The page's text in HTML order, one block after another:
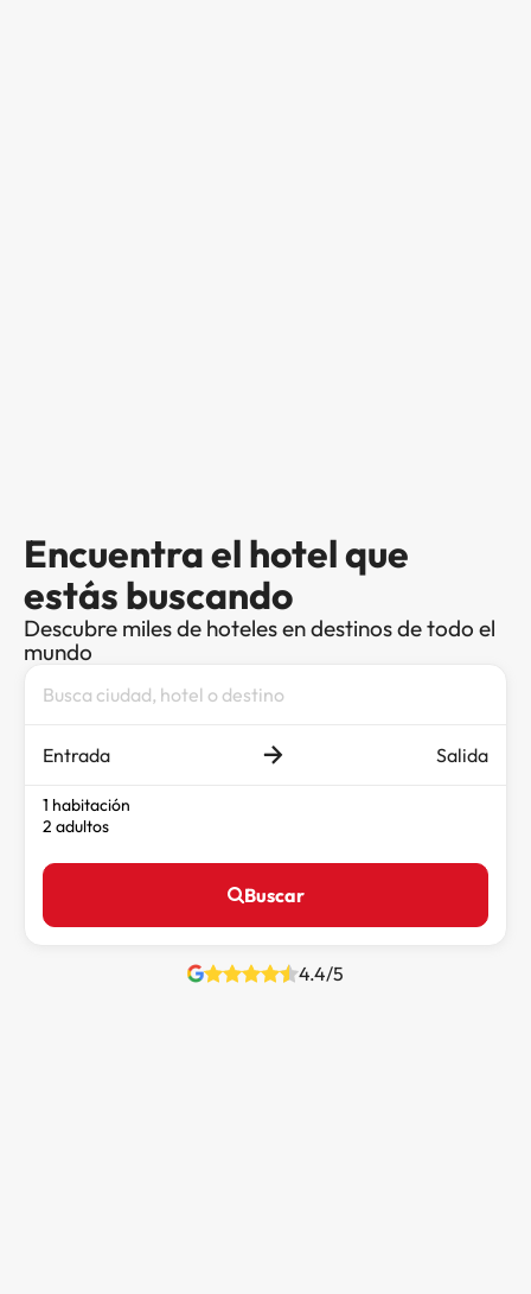
Encuentra el hotel que
estás buscando
Descubre miles de hoteles en destinos de todo el
mundo
Entrada Salida
1 habitación
2 adultos
Buscar
4.4/5